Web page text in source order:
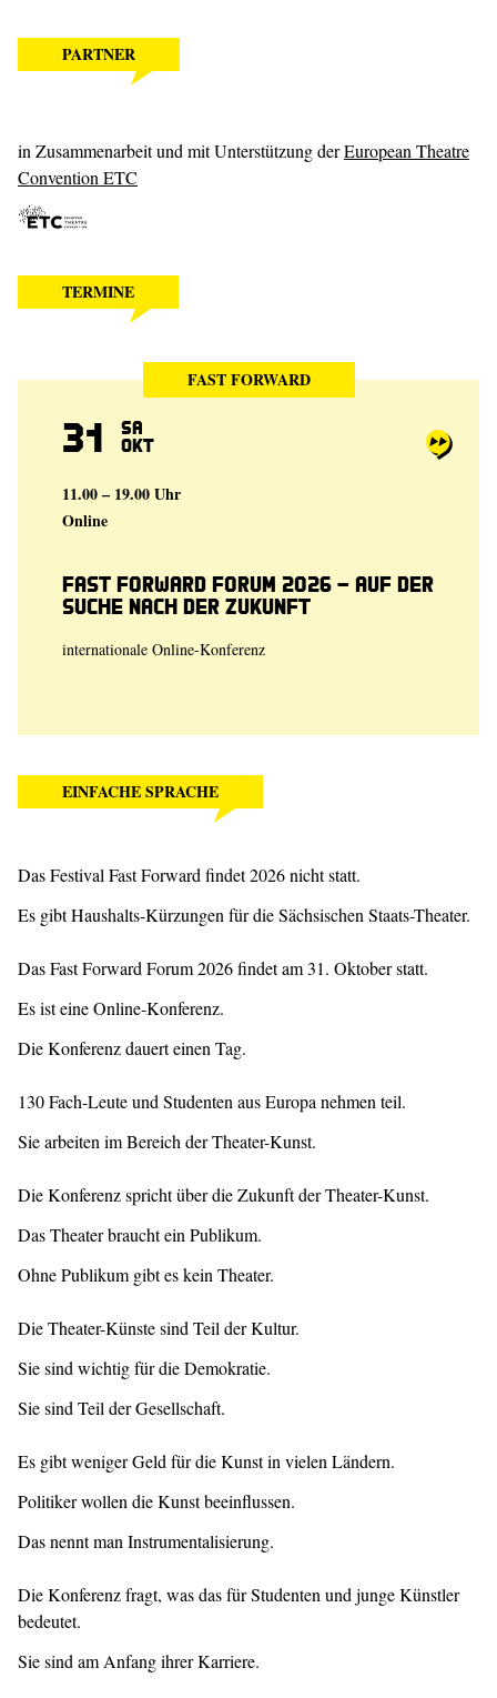
PARTNER
in Zusammenarbeit und mit Unterstützung derEuropean Theatre
Convention ETC
TERMINE
FAST FORWARD
31 Sa
Okt
11.00 – 19.00 Uhr
Online
Fast Forward Forum 2026 – Auf der
Suche nach der Zukunft
internationale Online-Konferenz
EINFACHE SPRACHE
Das Festival Fast Forward findet 2026 nicht statt.
Es gibt Haushalts-Kürzungen für die Sächsischen Staats-Theater.
Das Fast Forward Forum 2026 findet am 31. Oktober statt.
Es ist eine Online-Konferenz.
Die Konferenz dauert einen Tag.
130 Fach-Leute und Studenten aus Europa nehmen teil.
Sie arbeiten im Bereich der Theater-Kunst.
Die Konferenz spricht über die Zukunft der Theater-Kunst.
Das Theater braucht ein Publikum.
Ohne Publikum gibt es kein Theater.
Die Theater-Künste sind Teil der Kultur.
Sie sind wichtig für die Demokratie.
Sie sind Teil der Gesellschaft.
Es gibt weniger Geld für die Kunst in vielen Ländern.
Politiker wollen die Kunst beeinflussen.
Das nennt man Instrumentalisierung.
Die Konferenz fragt, was das für Studenten und junge Künstler
bedeutet.
Sie sind am Anfang ihrer Karriere.